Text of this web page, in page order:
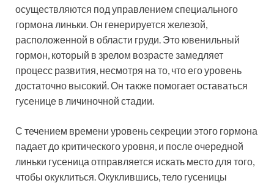
осуществляются под управлением специального
гормона линьки. Он генерируется железой,
расположенной в области груди. Это ювенильный
гормон, который в зрелом возрасте замедляет
процесс развития, несмотря на то, что его уровень
достаточно высокий. Он также помогает оставаться
гусенице в личиночной стадии.
С течением времени уровень секреции этого гормона
падает до критического уровня, и после очередной
линьки гусеница отправляется искать место для того,
чтобы окуклиться. Окуклившись, тело гусеницы